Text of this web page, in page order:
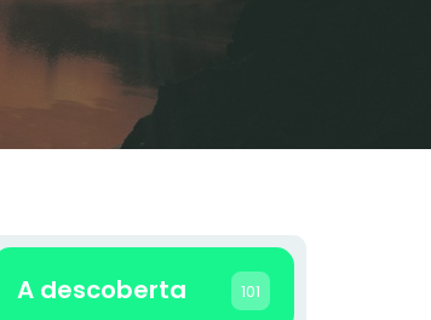
A descoberta 101